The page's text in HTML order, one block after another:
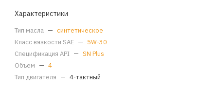
Характеристики
Тип масла — синтетическое
Класс вязкости SAE — 5W-30
Спецификация API — SN Plus
Объем — 4
Тип двигателя — 4-тактный